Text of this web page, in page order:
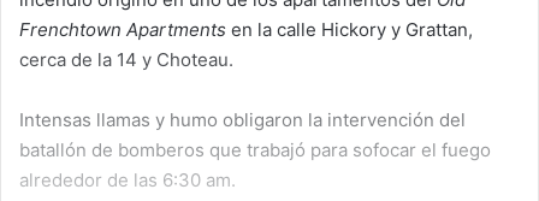
Frenchtown Apartments en la calle Hickory y Grattan,
cerca de la 14 y Choteau.
Intensas llamas y humo obligaron la intervención del
batallón de bomberos que trabajó para sofocar el fuego
alrededor de las 6:30 am.